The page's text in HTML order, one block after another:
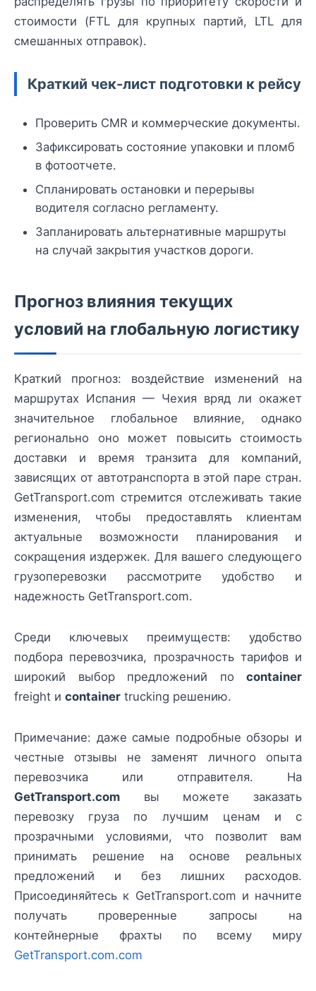
стоимости (FTL для крупных партий, LTL для
смешанных отправок).
Краткий чек-лист подготовки к рейсу
Проверить CMR и коммерческие документы.
Зафиксировать состояние упаковки и пломб
в фотоотчете.
Спланировать остановки и перерывы
водителя согласно регламенту.
Запланировать альтернативные маршруты
на случай закрытия участков дороги.
Прогноз влияния текущих
условий на глобальную логистику
Краткий прогноз: воздействие изменений на
маршрутах Испания — Чехия вряд ли окажет
значительное глобальное влияние, однако
регионально оно может повысить стоимость
доставки и время транзита для компаний,
зависящих от автотранспорта в этой паре стран.
GetTransport.com стремится отслеживать такие
изменения, чтобы предоставлять клиентам
актуальные возможности планирования и
сокращения издержек. Для вашего следующего
грузоперевозки рассмотрите удобство и
надежность GetTransport.com.
Среди ключевых преимуществ: удобство
подбора перевозчика, прозрачность тарифов и
широкий выбор предложений по container
freight и container trucking решению.
Примечание: даже самые подробные обзоры и
честные отзывы не заменят личного опыта
перевозчика или отправителя. На
GetTransport.com вы можете заказать
перевозку груза по лучшим ценам и с
прозрачными условиями, что позволит вам
принимать решение на основе реальных
предложений и без лишних расходов.
Присоединяйтесь к GetTransport.com и начните
получать проверенные запросы на
контейнерные фрахты по всему миру
GetTransport.com.com